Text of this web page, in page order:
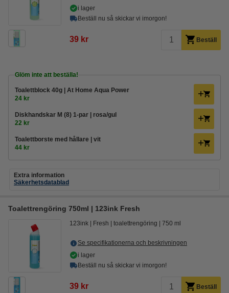
i lager
Beställ nu så skickar vi imorgon!
39 kr Beställ
Glöm inte att beställa!
Toalettblock 40g | At Home Aqua Power
24 kr
Diskhandskar M (8) 1-par | rosa/gul
22 kr
Toalettborste med hållare | vit
44 kr
Extra information
Säkerhetsdatablad
Toalettrengöring 750ml | 123ink Fresh
123ink Fresh toalettrengöring 750 ml
Se specifikationerna och beskrivningen
i lager
Beställ nu så skickar vi imorgon!
39 kr Beställ